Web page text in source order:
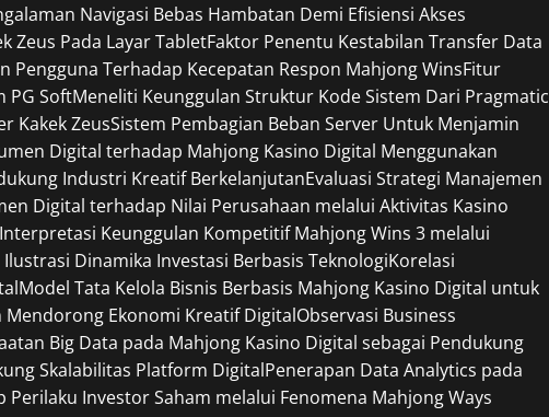
Navigasi Bebas Hambatan Demi Efisiensi Akses
Zeus Pada Layar TabletFaktor Penentu Kestabilan Transfer Data
Pengguna Terhadap Kecepatan Respon Mahjong WinsFitur
PG SoftMeneliti Keunggulan Struktur Kode Sistem Dari Pragmatic
Kakek ZeusSistem Pembagian Beban Server Untuk Menjamin
Digital terhadap Mahjong Kasino Digital Menggunakan
Industri Kreatif BerkelanjutanEvaluasi Strategi Manajemen
Digital terhadap Nilai Perusahaan melalui Aktivitas Kasino
Interpretasi Keunggulan Kompetitif Mahjong Wins 3 melalui
Dinamika Investasi Berbasis TeknologiKorelasi
Model Tata Kelola Bisnis Berbasis Mahjong Kasino Digital untuk
Ekonomi Kreatif DigitalObservasi Business
Big Data pada Mahjong Kasino Digital sebagai Pendukung
Skalabilitas Platform DigitalPenerapan Data Analytics pada
Investor Saham melalui Fenomena Mahjong Ways